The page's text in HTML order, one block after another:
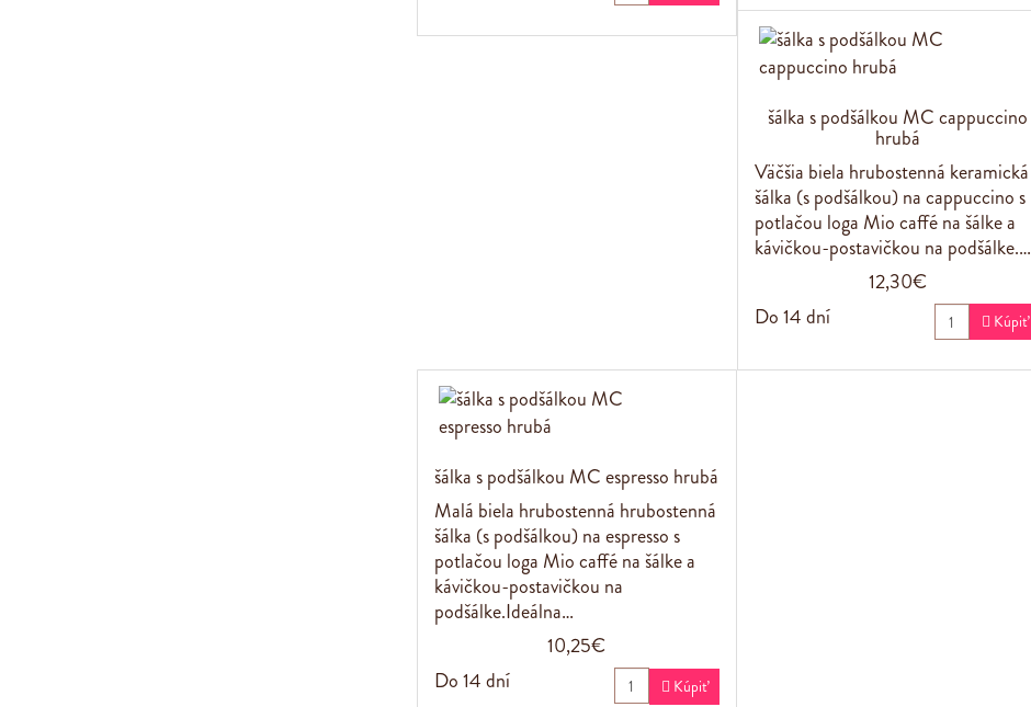
šálka s podšálkou MC cappuccino
hrubá
Väčšia biela hrubostenná keramická
šálka (s podšálkou) na cappuccino s
potlačou loga Mio caffé na šálke a
kávičkou-postavičkou na podšálke.…
12,30€
Do 14 dní
 Kúpiť
šálka s podšálkou MC espresso hrubá
Malá biela hrubostenná hrubostenná
šálka (s podšálkou) na espresso s
potlačou loga Mio caffé na šálke a
kávičkou-postavičkou na
podšálke.Ideálna…
10,25€
Do 14 dní
 Kúpiť